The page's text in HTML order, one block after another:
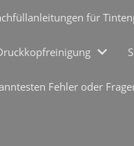
für
Fehler oder